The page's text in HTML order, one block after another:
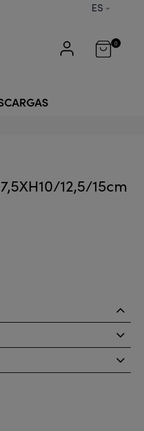
ES
0
12,5/15cm